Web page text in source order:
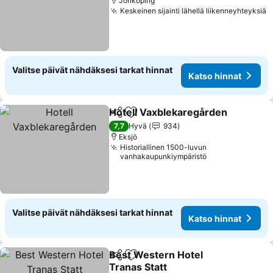
Keskeinen sijainti lähellä liikenneyhteyksiä
Valitse päivät nähdäksesi tarkat hinnat
Katso hinnat
Jaa Lisää suosikkeihin
Hotell Vaxblekaregården
7,7 Hyvä
934
Eksjö
Historiallinen 1500-luvun
vanhakaupunkiympäristö
Valitse päivät nähdäksesi tarkat hinnat
Katso hinnat
Jaa Lisää suosikkeihin
Best Western Hotel
Tranas Statt